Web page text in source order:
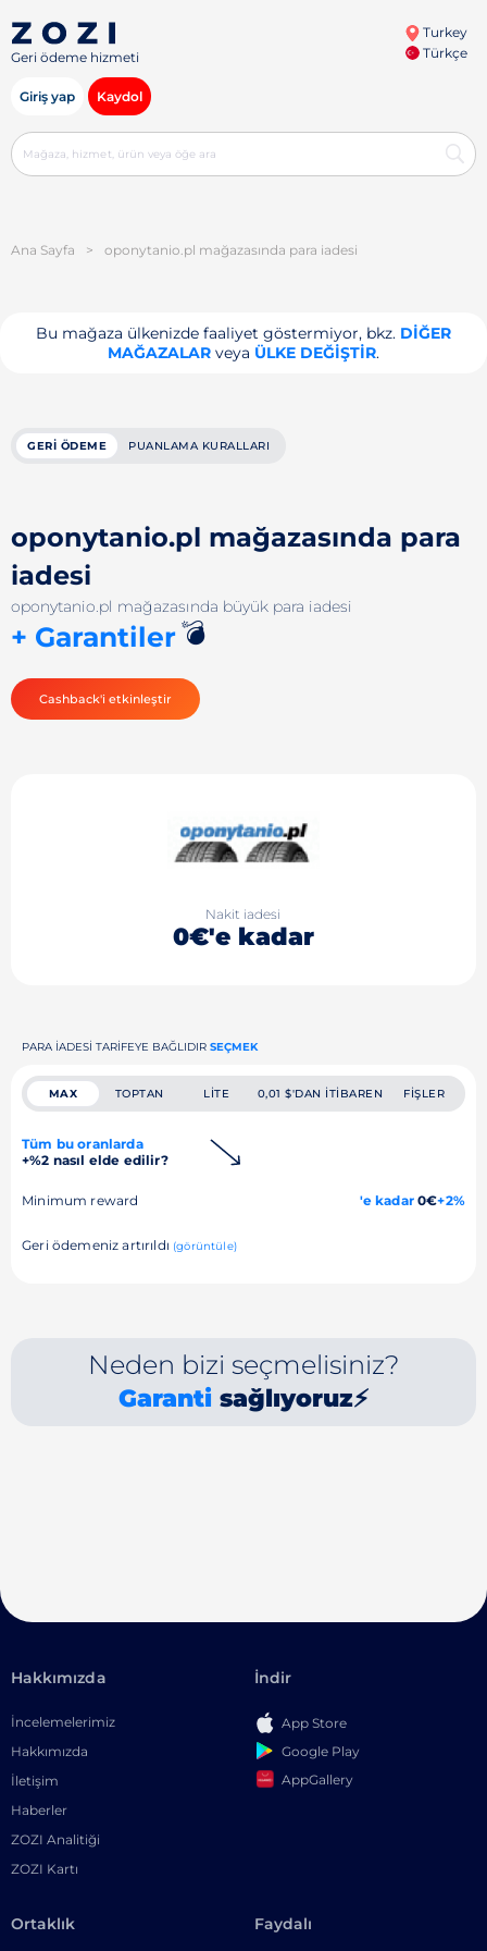
Geri ödeme hizmeti
Turkey
Türkçe
Giriş yap Kaydol
Ana Sayfa > oponytanio.pl mağazasında para iadesi
Bu mağaza ülkenizde faaliyet göstermiyor, bkz. DIĞER
MAĞAZALARveya ÜLKE DEĞIŞTIR.
GERI ÖDEME PUANLAMA KURALLARI
oponytanio.pl mağazasında para
iadesi
oponytanio.pl mağazasında büyük para iadesi
+ Garantiler💣
Cashback'i etkinleştir
Nakit iadesi
0€'e kadar
PARA IADESI TARIFEYE BAĞLIDIR SEÇMEK
MAX TOPTAN LITE 0,01 $'DAN ITIBAREN FIŞLER
Tüm bu oranlarda
+%2 nasıl elde edilir?
Minimum reward 'e kadar0€+2%
Geri ödemeniz artırıldı (görüntüle)
Neden bizi seçmelisiniz?
Garanti sağlıyoruz⚡
Hakkımızda
İncelemelerimiz
Hakkımızda
İletişim
Haberler
ZOZI Analitiği
ZOZI Kartı
İndir
App Store
Google Play
AppGallery
Ortaklık Faydalı